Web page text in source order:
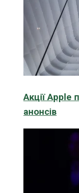
Акції Apple
анонсів